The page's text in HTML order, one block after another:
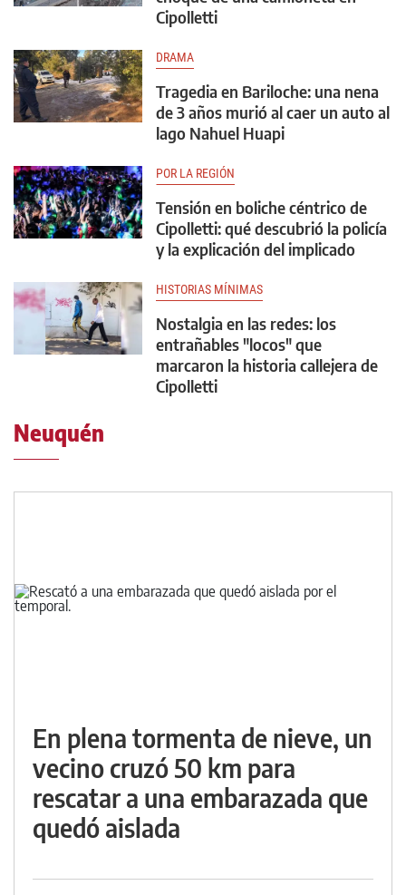
Cipolletti
DRAMA
Tragedia en Bariloche: una nena
de 3 años murió al caer un auto al
lago Nahuel Huapi
POR LA REGIÓN
Tensión en boliche céntrico de
Cipolletti: qué descubrió la policía
y la explicación del implicado
HISTORIAS MÍNIMAS
Nostalgia en las redes: los
entrañables "locos" que
marcaron la historia callejera de
Cipolletti
Neuquén
En plena tormenta de nieve, un
vecino cruzó 50 km para
rescatar a una embarazada que
quedó aislada